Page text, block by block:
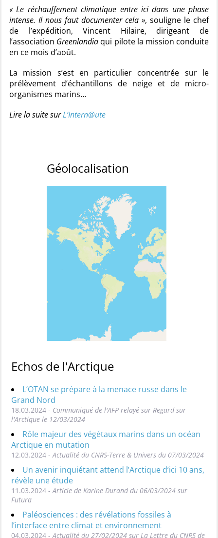
« Le réchauffement climatique entre ici dans une phase
intense. Il nous faut documenter cela », souligne le chef
de l’expédition, Vincent Hilaire, dirigeant de
l’association Greenlandia qui pilote la mission conduite
en ce mois d’août.
La mission s’est en particulier concentrée sur le
prélèvement d’échantillons de neige et de micro-
organismes marins…
Lire la suite surL’Intern@ute
Géolocalisation
Echos de l'Arctique
L’OTAN se prépare à la menace russe dans le
Grand Nord
18.03.2024 - Communiqué de l'AFP relayé sur Regard sur
l'Arctique le 12/03/2024
Rôle majeur des végétaux marins dans un océan
Arctique en mutation
12.03.2024 - Actualité du CNRS-Terre & Univers du 07/03/2024
Un avenir inquiétant attend l’Arctique d’ici 10 ans,
révèle une étude
11.03.2024 - Article de Karine Durand du 06/03/2024 sur
Futura
Paléosciences : des révélations fossiles à
l’interface entre climat et environnement
04.03.2024 - Actualité du 27/02/2024 sur La Lettre du CNRS de